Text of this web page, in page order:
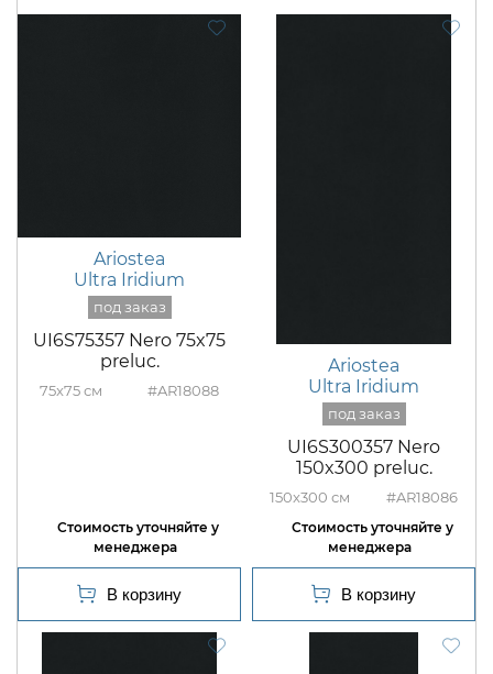
Ariostea
Ultra Iridium
UI6S75357 Nero 75x75
preluc.
75x75 #AR18088
Ariostea
Ultra Iridium
UI6S300357 Nero
150x300 preluc.
150x300 #AR18086